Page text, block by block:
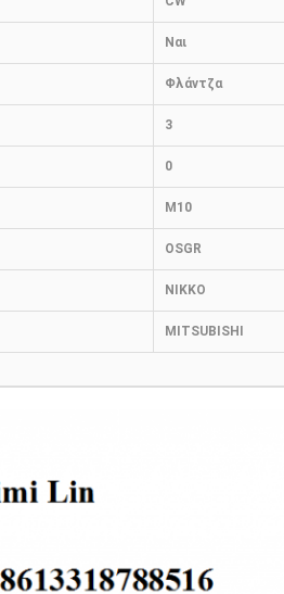
Ναι
Φλάντζα
3
0
M10
OSGR
NIKKO
MITSUBISHI